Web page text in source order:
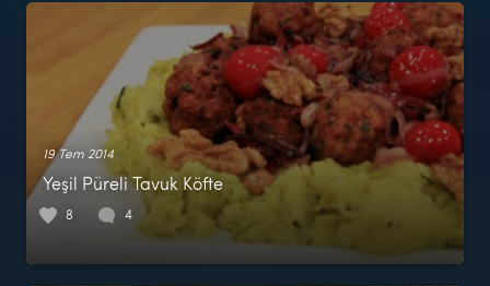
19 Tem 2014
Yeşil Püreli Tavuk Köfte
8 4